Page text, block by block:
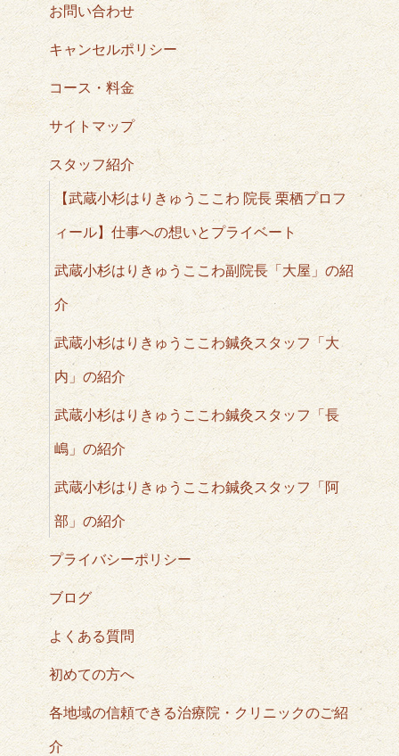
お問い合わせ
キャンセルポリシー
コース・料金
サイトマップ
スタッフ紹介
【武蔵小杉はりきゅうここわ 院長 栗栖プロフ
ィール】仕事への想いとプライベート
武蔵小杉はりきゅうここわ副院長「大屋」の紹
介
武蔵小杉はりきゅうここわ鍼灸スタッフ「大
内」の紹介
武蔵小杉はりきゅうここわ鍼灸スタッフ「長
嶋」の紹介
武蔵小杉はりきゅうここわ鍼灸スタッフ「阿
部」の紹介
プライバシーポリシー
ブログ
よくある質問
初めての方へ
各地域の信頼できる治療院・クリニックのご紹
介